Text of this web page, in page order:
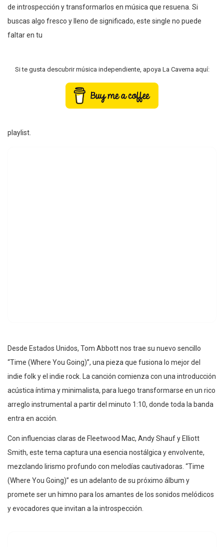
de introspección y transformarlos en música que resuena. Si
buscas algo fresco y lleno de significado, este single no puede
faltar en tu
Si te gusta descubrir música independiente, apoya La Caverna aquí:
playlist.
Desde Estados Unidos, Tom Abbott nos trae su nuevo sencillo
“Time (Where You Going)”, una pieza que fusiona lo mejor del
indie folk y el indie rock. La canción comienza con una introducción
acústica íntima y minimalista, para luego transformarse en un rico
arreglo instrumental a partir del minuto 1:10, donde toda la banda
entra en acción.
Con influencias claras de Fleetwood Mac, Andy Shauf y Elliott
Smith, este tema captura una esencia nostálgica y envolvente,
mezclando lirismo profundo con melodías cautivadoras. “Time
(Where You Going)” es un adelanto de su próximo álbum y
promete ser un himno para los amantes de los sonidos melódicos
y evocadores que invitan a la introspección.